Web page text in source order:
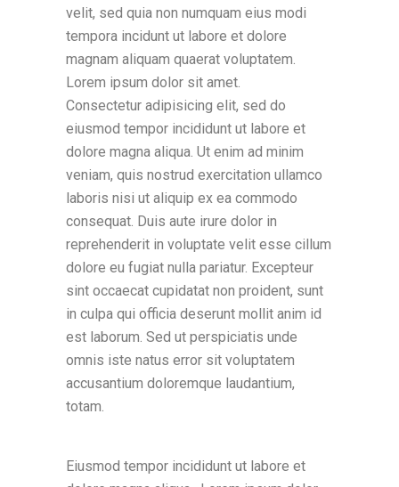
velit, sed quia non numquam eius modi
tempora incidunt ut labore et dolore
magnam aliquam quaerat voluptatem.
Lorem ipsum dolor sit amet.
Consectetur adipisicing elit, sed do
eiusmod tempor incididunt ut labore et
dolore magna aliqua. Ut enim ad minim
veniam, quis nostrud exercitation ullamco
laboris nisi ut aliquip ex ea commodo
consequat. Duis aute irure dolor in
reprehenderit in voluptate velit esse cillum
dolore eu fugiat nulla pariatur. Excepteur
sint occaecat cupidatat non proident, sunt
in culpa qui officia deserunt mollit anim id
est laborum. Sed ut perspiciatis unde
omnis iste natus error sit voluptatem
accusantium doloremque laudantium,
totam.
Eiusmod tempor incididunt ut labore et